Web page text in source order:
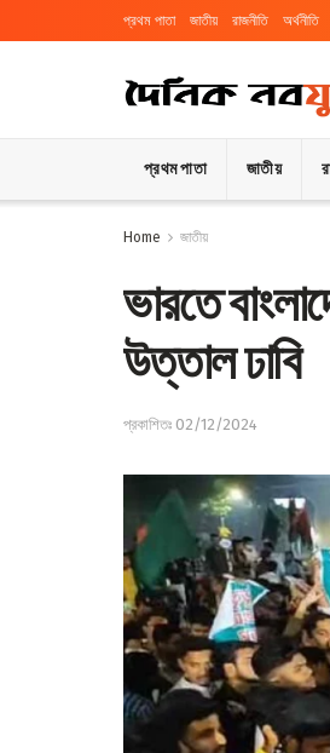
প্রথম পাতা জাতীয় রাজনীতি অর্থনীতি
প্রথম পাতা জাতীয়
Home জাতীয়
ভারতে
উত্তাল ঢাবি
প্রকাশিতঃ 02/12/2024